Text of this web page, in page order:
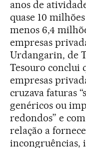
anos de
quase 10
menos 6,4
empresas
Urdangarin, de
Tesouro conclui
empresas
cruzava faturas
genéricos ou
redondos” e
relação a
incongruências,